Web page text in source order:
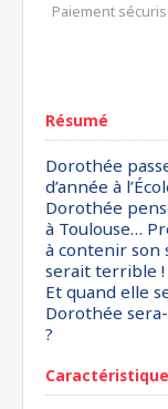
Paiement
Résumé
Dorothée
d’année à
Dorothée
à Toulouse…
à contenir son
serait terrible !
Et quand elle
Dorothée
?